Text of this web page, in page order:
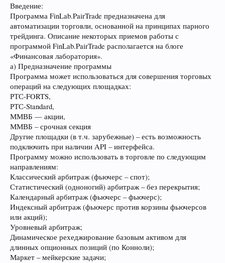
Введение:
Программа FinLab.PairTrade предназначена для
автоматизации торговли, основанной на принципах парного
трейдинга. Описание некоторых приемов работы с
программой FinLab.PairTrade располагается на блоге
«Финансовая лаборатория».
а) Предназначение программы
Программа может использоваться для совершения торговых
операций на следующих площадках:
РТС-FORTS,
РТС-Standard,
ММВБ — акции,
ММВБ – срочная секция
Другие площадки (в т.ч. зарубежные) – есть возможность
подключить при наличии API – интерфейса.
Программу можно использовать в торговле по следующим
направлениям:
Классический арбитраж (фьючерс – спот);
Статистический (одноногий) арбитраж – без перекрытия;
Календарный арбитраж (фьючерс – фьючерс);
Индексный арбитраж (фьючерс против корзины фьючерсов
или акций);
Уровневый арбитраж;
Динамическое рехеджирование базовым активом для
длинных опционных позиций (по Конноли);
Маркет – мейкерские задачи;